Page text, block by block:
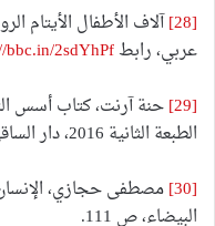
[28]
آلاف الأطفال
عربي، رابطbbc.in/2sdYhPf
[29]
حنة آرنت، كتاب أسس
الطبعة الثانية 2016، دار الساقي، بيروت، ص 243.
[30]
مصطفى حجازي، الإنسان
البيضاء، ص 111.